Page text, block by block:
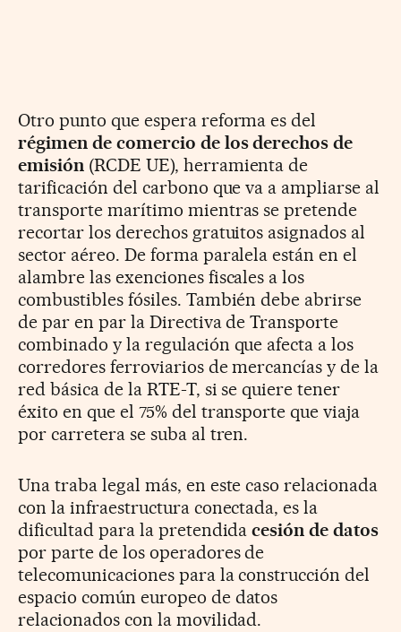
Otro punto que espera reforma es del
régimen de comercio de los derechos de
emisión(RCDE UE), herramienta de
tarificación del carbono que va a ampliarse al
transporte marítimo mientras se pretende
recortar los derechos gratuitos asignados al
sector aéreo. De forma paralela están en el
alambre las exenciones fiscales a los
combustibles fósiles. También debe abrirse
de par en par la Directiva de Transporte
combinado y la regulación que afecta a los
corredores ferroviarios de mercancías y de la
red básica de la RTE-T, si se quiere tener
éxito en que el 75% del transporte que viaja
por carretera se suba al tren.
Una traba legal más, en este caso relacionada
con la infraestructura conectada, es la
dificultad para la pretendidacesión de datos
por parte de los operadores de
telecomunicaciones para la construcción del
espacio común europeo de datos
relacionados con la movilidad.